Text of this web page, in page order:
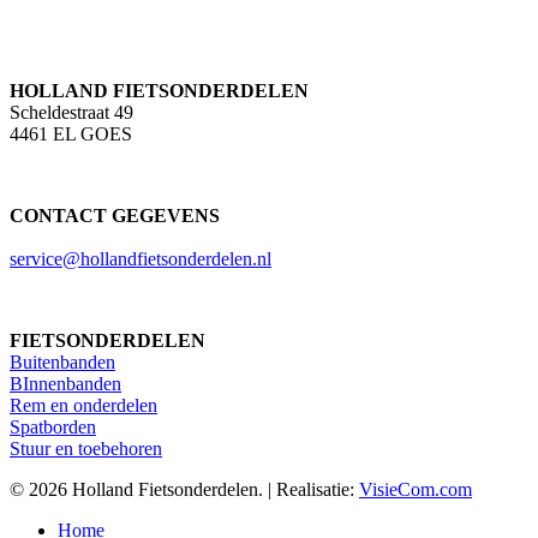
HOLLAND FIETSONDERDELEN
Scheldestraat 49
4461 EL GOES
CONTACT GEGEVENS
service@hollandfietsonderdelen.nl
FIETSONDERDELEN
Buitenbanden
BInnenbanden
Rem en onderdelen
Spatborden
Stuur en toebehoren
© 2026 Holland Fietsonderdelen. | Realisatie: VisieCom.com
Close
Home